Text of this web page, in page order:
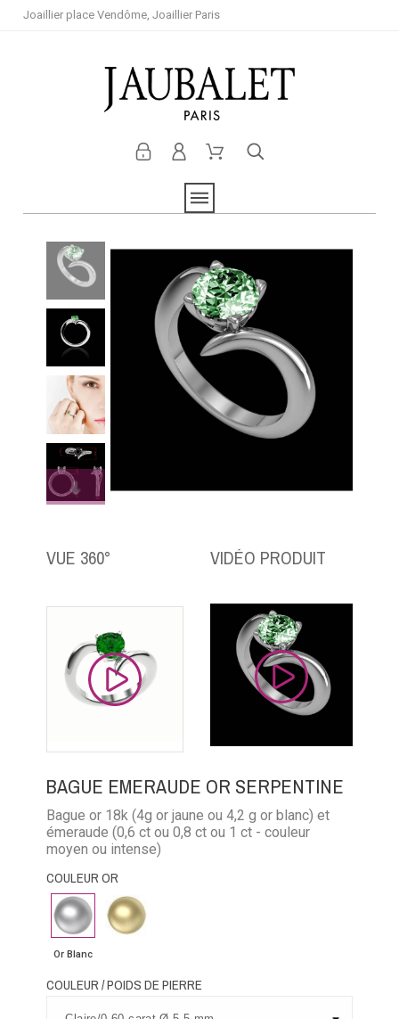
Joaillier place Vendôme, Joaillier Paris
VUE 360° VIDÉO PRODUIT
BAGUE EMERAUDE OR SERPENTINE
Bague or 18k (4g or jaune ou 4,2 g or blanc) et
émeraude (0,6 ct ou 0,8 ct ou 1 ct - couleur
moyen ou intense)
COULEUR OR
Or
Blanc
Or Blanc
Or
Jaune
COULEUR / POIDS DE PIERRE